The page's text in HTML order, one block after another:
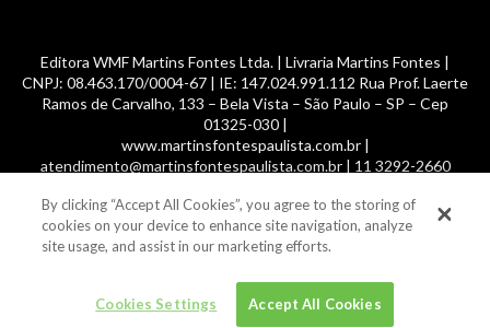
Editora WMF Martins Fontes Ltda. | Livraria Martins Fontes |
CNPJ: 08.463.170/0004-67 | IE: 147.024.991.112 Rua Prof. Laerte
Ramos de Carvalho, 133 – Bela Vista – São Paulo – SP – Cep
01325-030 |
www.martinsfontespaulista.com.br |
atendimento@martinsfontespaulista.com.br | 11 3292-2660
© 2014 -2026, MartinsFontes livros nacionais e importados,
com mais de 700 mil títulos. Todos os direitos reservados.
By clicking “Accept All Cookies”, you agree to the storing of
cookies on your device to enhance site navigation, analyze
site usage, and assist in our marketing efforts.
Cookies Settings Accept All Cookies